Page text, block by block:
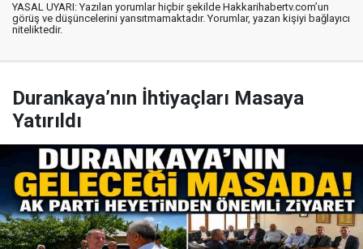
YASAL UYARI: Yazılan yorumlar hiçbir şekilde Hakkarihabertv.com’un
görüş ve düşüncelerini yansıtmamaktadır. Yorumlar, yazan kişiyi bağlayıcı
niteliktedir.
Durankaya’nın İhtiyaçları Masaya
Yatırıldı